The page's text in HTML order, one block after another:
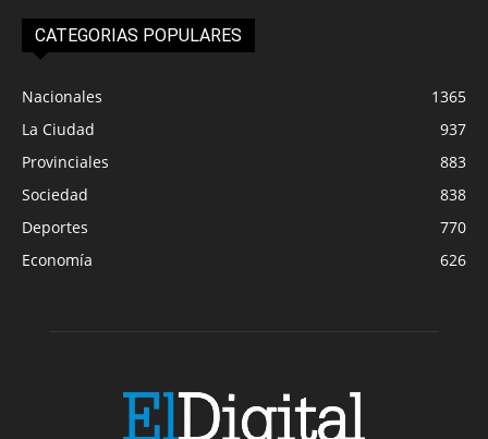
CATEGORIAS POPULARES
Nacionales
1365
La Ciudad
937
Provinciales
883
Sociedad
838
Deportes
770
Economía
626